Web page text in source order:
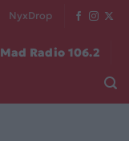
NyxDrop
Mad Radio 106.2